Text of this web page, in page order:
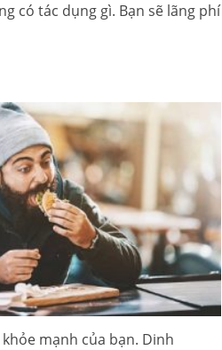
có tác dụng gì. Bạn sẽ lãng phí
mạnh của bạn. Dinh